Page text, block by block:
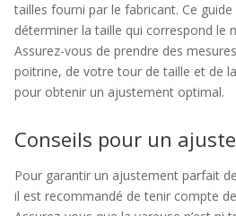
tailles fourni par le fabricant. Ce
déterminer la taille qui correspond le
Assurez-vous de prendre des
poitrine, de votre tour de taille et de
pour obtenir un ajustement optimal.
Conseils pour un
Pour garantir un ajustement parfait
il est recommandé de tenir compte